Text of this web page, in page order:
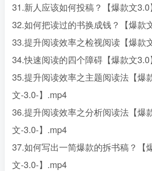
31.新人应该如何投稿？【爆款文
32.如何把读过的书换成钱？【爆款
33.提升阅读效率之检视阅读【爆款
34.快速阅读的四个障碍【爆款文
35.提升阅读效率之主题阅读法【爆
文-3.0-】.mp4
36.提升阅读效率之分析阅读法【爆
文-3.0-】.mp4
37.如何写出一简爆款的拆书稿？【
文-3.0-】.mp4